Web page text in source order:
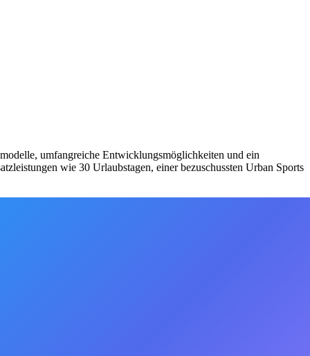
umfangreiche Entwicklungsmöglichkeiten und ein
wie 30 Urlaubstagen, einer bezuschussten Urban Sports